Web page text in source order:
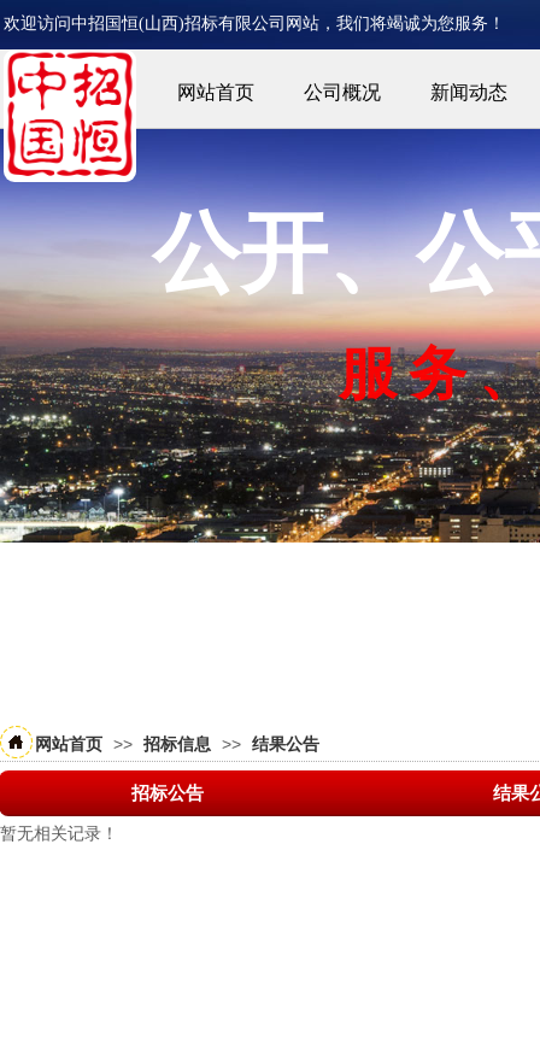
欢迎访问中招国恒(山西)招标有限公司网站，我们将竭诚为您服务！
网站首页 公司概况 新闻动态
公开、公
服务
网站首页 >> 招标信息 >> 结果公告
招标公告 结果
暂无相关记录！